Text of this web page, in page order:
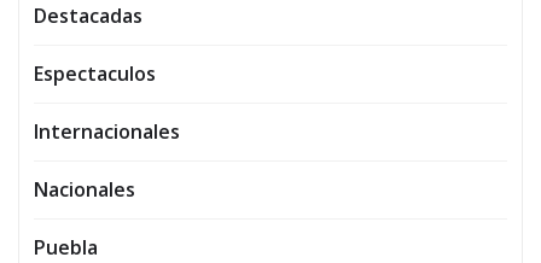
Destacadas
Espectaculos
Internacionales
Nacionales
Puebla